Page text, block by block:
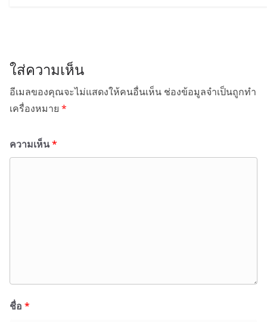
ใส่ความเห็น
อีเมลของคุณจะไม่แสดงให้คนอื่นเห็น ช่องข้อมูลจำเป็นถูกทำ
เครื่องหมาย *
ความเห็น*
ชื่อ *